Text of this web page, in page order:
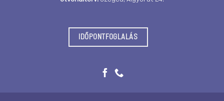
IDŐPONTFOGLALÁS